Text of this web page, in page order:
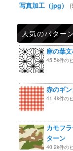
写真加工（jpg）
人気のパター
麻の葉
45.5k件の
赤のギ
41.4k件の
カモフ
ターン
40.2k件の